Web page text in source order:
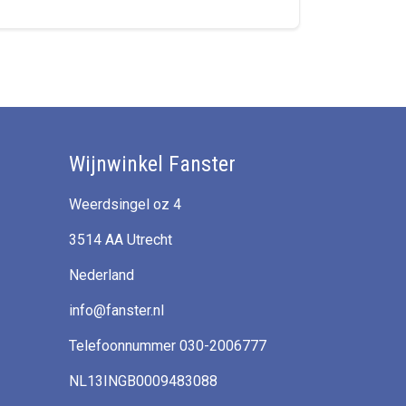
Wijnwinkel Fanster
Weerdsingel oz 4
3514 AA Utrecht
Nederland
info@fanster.nl
Telefoonnummer 030-2006777
NL13INGB0009483088